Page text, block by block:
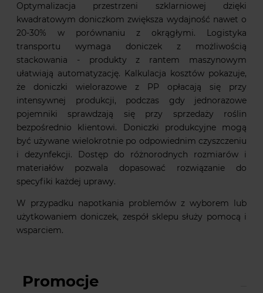
Optymalizacja przestrzeni szklarniowej dzięki
kwadratowym doniczkom zwiększa wydajność nawet o
20-30% w porównaniu z okrągłymi. Logistyka
transportu wymaga doniczek z możliwością
stackowania - produkty z rantem maszynowym
ułatwiają automatyzację. Kalkulacja kosztów pokazuje,
że doniczki wielorazowe z PP opłacają się przy
intensywnej produkcji, podczas gdy jednorazowe
pojemniki sprawdzają się przy sprzedaży roślin
bezpośrednio klientowi. Doniczki produkcyjne mogą
być używane wielokrotnie po odpowiednim czyszczeniu
i dezynfekcji. Dostęp do różnorodnych rozmiarów i
materiałów pozwala dopasować rozwiązanie do
specyfiki każdej uprawy.
W przypadku napotkania problemów z wyborem lub
użytkowaniem doniczek, zespół sklepu służy pomocą i
wsparciem.
Promocje